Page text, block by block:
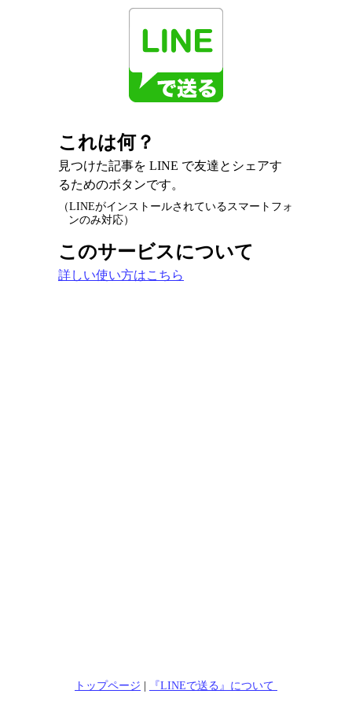
これは何？
見つけた記事を LINE で友達とシェアす
るためのボタンです。
（LINEがインストールされているスマートフォ
ンのみ対応）
このサービスについて
詳しい使い方はこちら
トップページ | 『LINEで送る』について